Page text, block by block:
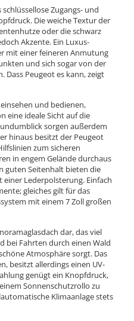
Zugangs- und
Die weiche Textur der
oder die schwarz
Akzente. Ein Luxus-
mit einer feineren Anmutung
und sich sogar von der
Dass Peugeot es kann, zeigt
und bedienen,
eine ideale Sicht auf die
sorgen außerdem
hinaus besitzt der Peugeot
zum sicheren
in engem Gelände durchaus
guten Seitenhalt bieten die
Lederpolsterung. Einfach
gleiches gilt für das
mit einem 7 Zoll großen
dar, das viel
bei Fahrten durch einen Wald
Atmosphäre sorgt. Das
besitzt allerdings einen UV-
genügt ein Knopfdruck,
Sonnenschutzrollo zu
Klimaanlage stets